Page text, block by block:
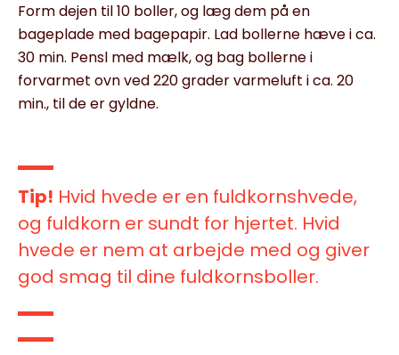
Form dejen til 10 boller, og læg dem på en
bageplade med bagepapir. Lad bollerne hæve i ca.
30 min. Pensl med mælk, og bag bollerne i
forvarmet ovn ved 220 grader varmeluft i ca. 20
min., til de er gyldne.
Tip! Hvid hvede er en fuldkornshvede,
og fuldkorn er sundt for hjertet. Hvid
hvede er nem at arbejde med og giver
god smag til dine fuldkornsboller.